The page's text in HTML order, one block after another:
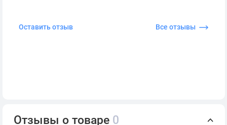
Оставить отзыв Все отзывы
Отзывы о товаре 0